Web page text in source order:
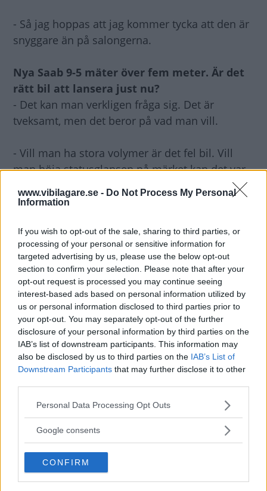
www.vibilagare.se - Do Not Process My Personal
Information
If you wish to opt-out of the sale, sharing to third parties, or
processing of your personal or sensitive information for
targeted advertising by us, please use the below opt-out
section to confirm your selection. Please note that after your
opt-out request is processed you may continue seeing
interest-based ads based on personal information utilized by
us or personal information disclosed to third parties prior to
your opt-out. You may separately opt-out of the further
disclosure of your personal information by third parties on the
IAB’s list of downstream participants. This information may
also be disclosed by us to third parties on the IAB’s List of
Downstream Participants that may further disclose it to other
Please note that this website/app uses one or more Google
not limited to your visit or usage behaviour. You may click to
use your data for below specified purposes in below Google
consent section.
Personal Data Processing Opt Outs
Google consents
CONFIRM
- Så jag hoppas att jag kommer tycka att den är
snyggare än på salongerna.
Nya Saab 9-5 mäter över fem meter. Är det
rätt bil att lansera just nu?
- Det kan man verkligen fråga sig. Det är
tveksamt, men det beror på vad man vill.
- Vill man ha stora volymer är det fel bil. Vill
man höja statusglansen på märket kan det var
rätt bil. Om den bara går att sälja.
- Det är svårt att se att det betyder annat än
vinna eller försvinna. Saab tål inte ett
misslyckande med den här lanseringen.
Tror du att nya Saab 9-5 lyckas?
- Jag vågar inte spekulera, men jag hoppas för
Saabs skull att de lyckas.
- Jag tror att de gjort en fin bil, men det vore
synd om det skulle visa sig vara fel bil.
Läs Vi Bilägare på måndag för en direktrapport
från provkörningen.
Vi kommer dessutom att publicera webb-tv
under nästa vecka.